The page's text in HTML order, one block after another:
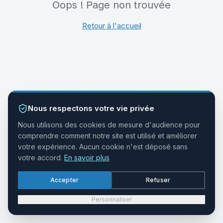
Oops ! Page non trouvée
Retour à l'accueil
Nous respectons votre vie privée
Nous utilisons des cookies de mesure d'audience pour
comprendre comment notre site est utilisé et améliorer
votre expérience. Aucun cookie n'est déposé sans
votre accord. En savoir plus
Accepter Refuser
Personnaliser